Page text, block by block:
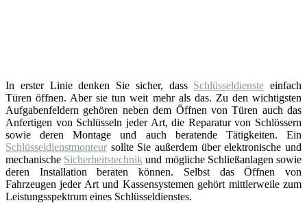
In erster Linie denken Sie sicher, dass Schlüsseldienste einfach
Türen öffnen. Aber sie tun weit mehr als das. Zu den wichtigsten
Aufgabenfeldern gehören neben dem Öffnen von Türen auch das
Anfertigen von Schlüsseln jeder Art, die Reparatur von Schlössern
sowie deren Montage und auch beratende Tätigkeiten. Ein
Schlüsseldienstmonteur sollte Sie außerdem über elektronische und
mechanische Sicherheitstechnik und mögliche Schließanlagen sowie
deren Installation beraten können. Selbst das Öffnen von
Fahrzeugen jeder Art und Kassensystemen gehört mittlerweile zum
Leistungsspektrum eines Schlüsseldienstes.